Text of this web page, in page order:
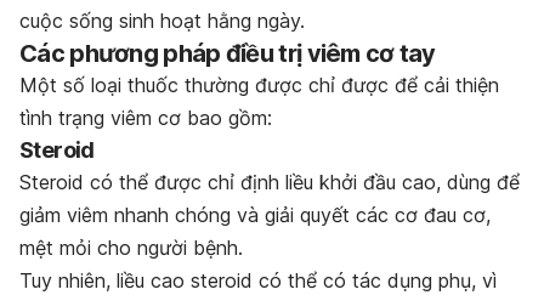
cuộc sống sinh hoạt hằng ngày.
Các phương pháp điều trị viêm cơ tay
Một số loại thuốc thường được chỉ được để cải thiện
tình trạng viêm cơ bao gồm:
Steroid
Steroid có thể được chỉ định liều khởi đầu cao, dùng để
giảm viêm nhanh chóng và giải quyết các cơ đau cơ,
mệt mỏi cho người bệnh.
Tuy nhiên, liều cao steroid có thể có tác dụng phụ, vì